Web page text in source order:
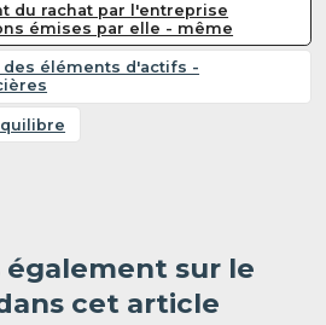
du rachat par l'entreprise
émises par elle - même
des éléments d'actifs -
également sur le
cet article